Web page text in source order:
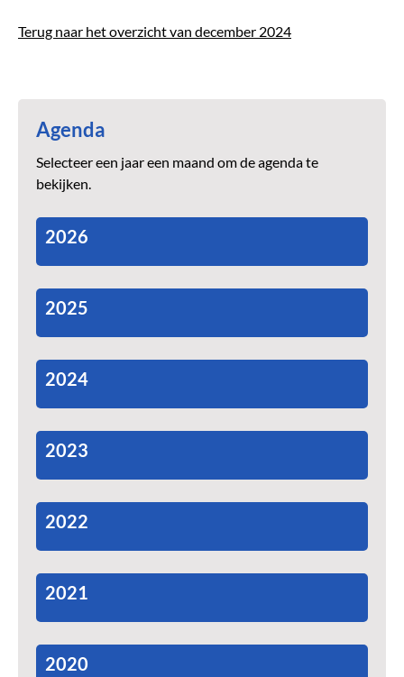
Terug naar het overzicht van december 2024
Agenda
Selecteer een jaar een maand om de agenda te
bekijken.
2026
2025
2024
2023
2022
2021
2020